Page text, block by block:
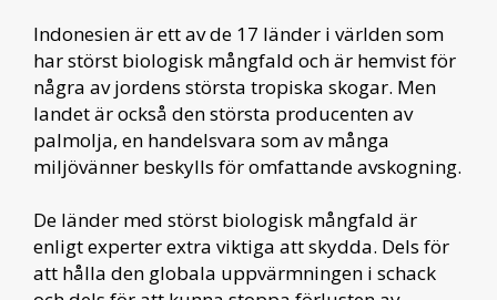
Indonesien är ett av de 17 länder i världen som
har störst biologisk mångfald och är hemvist för
några av jordens största tropiska skogar. Men
landet är också den största producenten av
palmolja, en handelsvara som av många
miljövänner beskylls för omfattande avskogning.
De länder med störst biologisk mångfald är
enligt experter extra viktiga att skydda. Dels för
att hålla den globala uppvärmningen i schack